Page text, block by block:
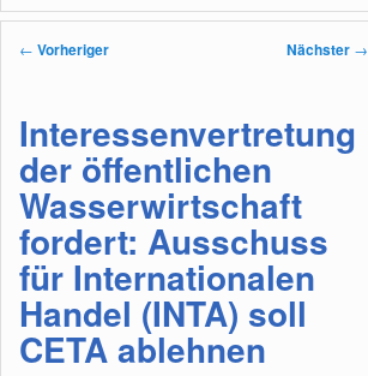
Beitragsnavigation
← Vorheriger Nächster →
Interessenvertretung
der öffentlichen
Wasserwirtschaft
fordert: Ausschuss
für Internationalen
Handel (INTA) soll
CETA ablehnen